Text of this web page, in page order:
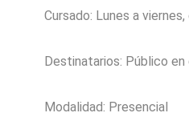
Cursado: Lunes a
Destinatarios: Público en
Modalidad: Presencial